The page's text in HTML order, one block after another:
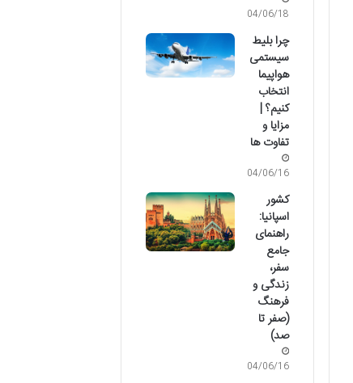
04/06/18
چرا بلیط
سیستمی
هواپیما
انتخاب
کنیم؟ |
مزایا و
تفاوت ها
04/06/16
کشور
اسپانیا:
راهنمای
جامع
سفر،
زندگی و
فرهنگ
(صفر تا
صد)
04/06/16